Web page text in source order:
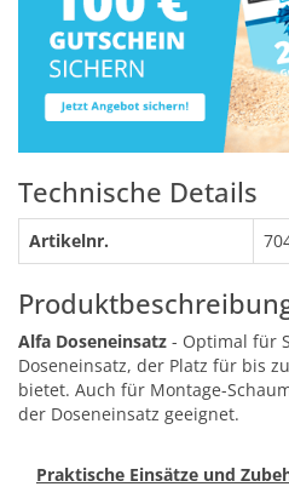
Technische Details
Artikelnr.
Alfa Doseneinsatz - Optimal für
Doseneinsatz, der Platz für bis
bietet. Auch für Montage-
der Doseneinsatz geeignet.
Praktische Einsätze und